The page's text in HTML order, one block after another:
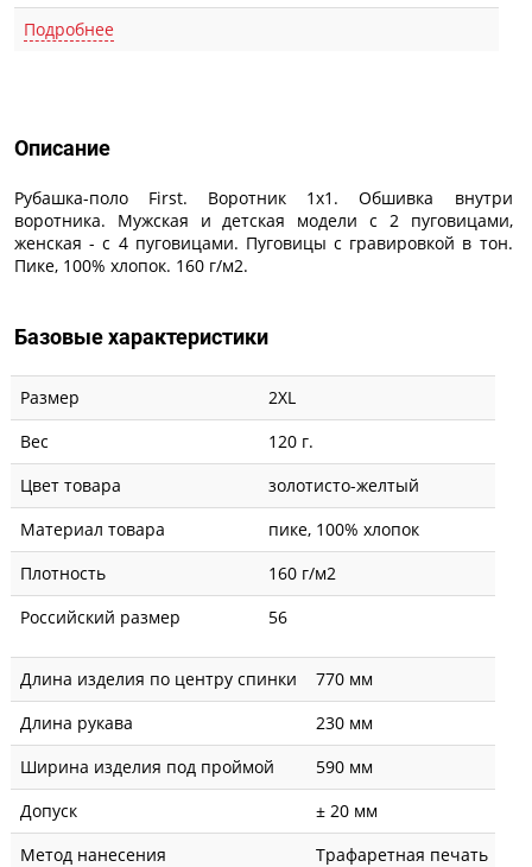
Подробнее
Описание
Рубашка-поло First. Воротник 1х1. Обшивка внутри
воротника. Мужская и детская модели с 2 пуговицами,
женская - с 4 пуговицами. Пуговицы с гравировкой в тон.
Пике, 100% хлопок. 160 г/м2.
Базовые характеристики
Размер
2XL
Вес
120 г.
Цвет товара
золотисто-желтый
Материал товара
пике, 100% хлопок
Плотность
160 г/м2
Российский размер
56
Длина изделия по центру спинки
770 мм
Длина рукава
230 мм
Ширина изделия под проймой
590 мм
Допуск
± 20 мм
Метод нанесения
Трафаретная печать